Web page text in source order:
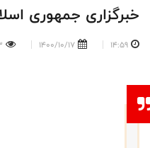
خبرگزاری جمهوری
14:59
1400/10/17